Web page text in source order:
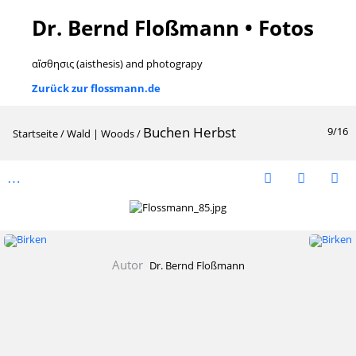
Dr. Bernd Floßmann • Fotos
αἴσθησις (aisthesis) and photograpy
Zurück zur flossmann.de
9/16
Startseite/Wald | Woods/ Buchen Herbst
Autor Dr. Bernd Floßmann